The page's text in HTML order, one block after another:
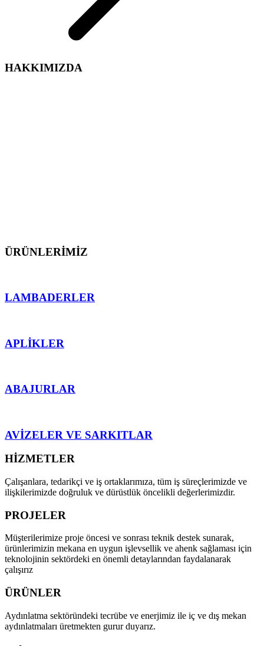
HAKKIMIZDA
ÜRÜNLERİMİZ
LAMBADERLER
APLİKLER
ABAJURLAR
AVİZELER VE SARKITLAR
HİZMETLER
Çalışanlara, tedarikçi ve iş ortaklarımıza, tüm iş süreçlerimizde ve
ilişkilerimizde doğruluk ve dürüstlük öncelikli değerlerimizdir.
PROJELER
Müşterilerimize proje öncesi ve sonrası teknik destek sunarak,
ürünlerimizin mekana en uygun işlevsellik ve ahenk sağlaması için
teknolojinin sektördeki en önemli detaylarından faydalanarak
çalışırız
ÜRÜNLER
Aydınlatma sektöründeki tecrübe ve enerjimiz ile iç ve dış mekan
aydınlatmaları üretmekten gurur duyarız.